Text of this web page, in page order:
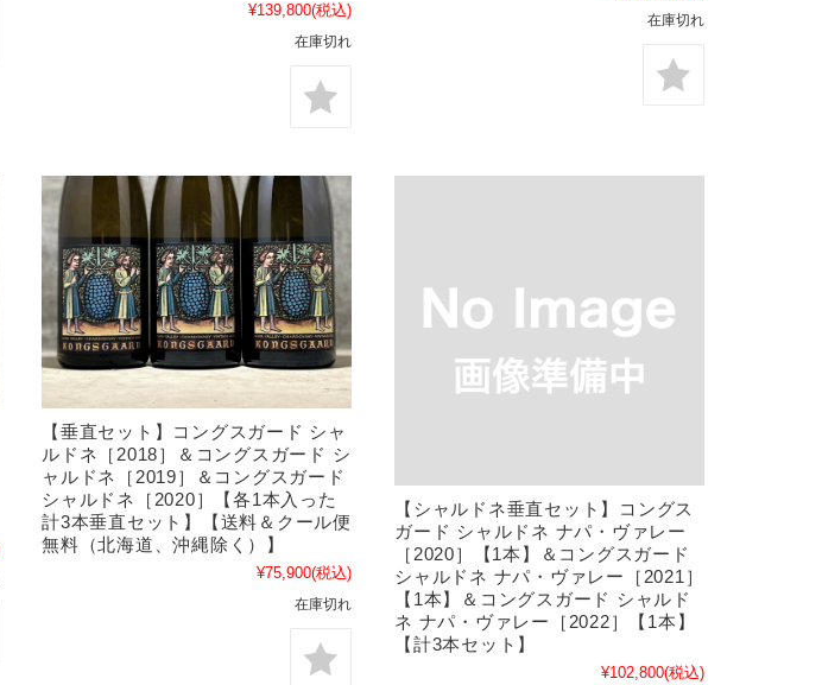
¥139,800(税込)
在庫切れ
在庫切れ
【垂直セット】コングスガード シャ
ルドネ［2018］＆コングスガード シ
ャルドネ［2019］＆コングスガード
シャルドネ［2020］【各1本入った
計3本垂直セット】【送料＆クール便
無料（北海道、沖縄除く）】
¥75,900(税込)
在庫切れ
【シャルドネ垂直セット】コングス
ガード シャルドネ ナパ・ヴァレー
［2020］【1本】＆コングスガード
シャルドネ ナパ・ヴァレー［2021］
【1本】＆コングスガード シャルド
ネ ナパ・ヴァレー［2022］【1本】
【計3本セット】
¥102,800(税込)